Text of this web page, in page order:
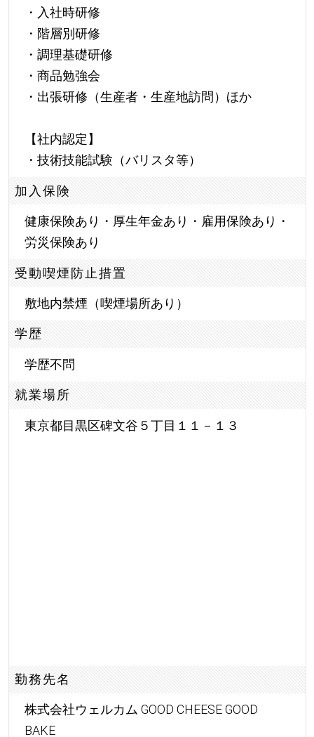
・入社時研修
・階層別研修
・調理基礎研修
・商品勉強会
・出張研修（生産者・生産地訪問）ほか
【社内認定】
・技術技能試験（バリスタ等）
加入保険
健康保険あり・厚生年金あり・雇用保険あり・
労災保険あり
受動喫煙防止措置
敷地内禁煙（喫煙場所あり）
学歴
学歴不問
就業場所
東京都目黒区碑文谷５丁目１１－１３
勤務先名
株式会社ウェルカム GOOD CHEESE GOOD
BAKE